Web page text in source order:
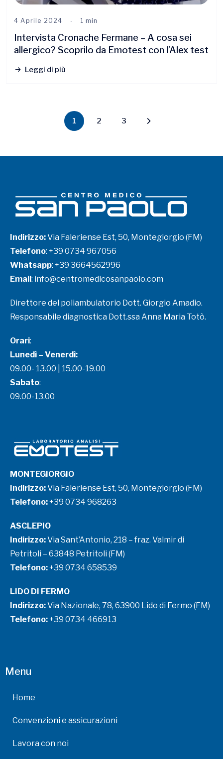
4 Aprile 2024 1 min
Intervista Cronache Fermane – A cosa sei
allergico? Scoprilo da Emotest con l’Alex test
Leggi di più
1 2 3
Indirizzo:Via Faleriense Est, 50, Montegiorgio (FM)
Telefono: +39 0734 967056
Whatsapp: +39 3664562996
Email: info@centromedicosanpaolo.com
Direttore del poliambulatorio Dott. Giorgio Amadio.
Responsabile diagnostica Dott.ssa Anna Maria Totò.
Orari:
Lunedì – Venerdì:
09.00- 13.00 | 15.00-19.00
Sabato:
09.00-13.00
MONTEGIORGIO
Indirizzo:Via Faleriense Est, 50, Montegiorgio (FM)
Telefono:+39 0734 968263
ASCLEPIO
Indirizzo:Via Sant’Antonio, 218 – fraz. Valmir di
Petritoli – 63848 Petritoli (FM)
Telefono:+39 0734 658539
LIDO DI FERMO
Indirizzo:Via Nazionale, 78, 63900 Lido di Fermo (FM)
Telefono:+39 0734 466913
Menu
Home
Convenzioni e assicurazioni
Lavora con noi